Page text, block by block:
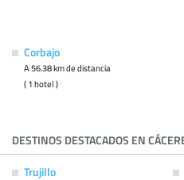
Corbajo
A 56.38 km de distancia
( 1 hotel )
DESTINOS DESTACADOS EN
Trujillo